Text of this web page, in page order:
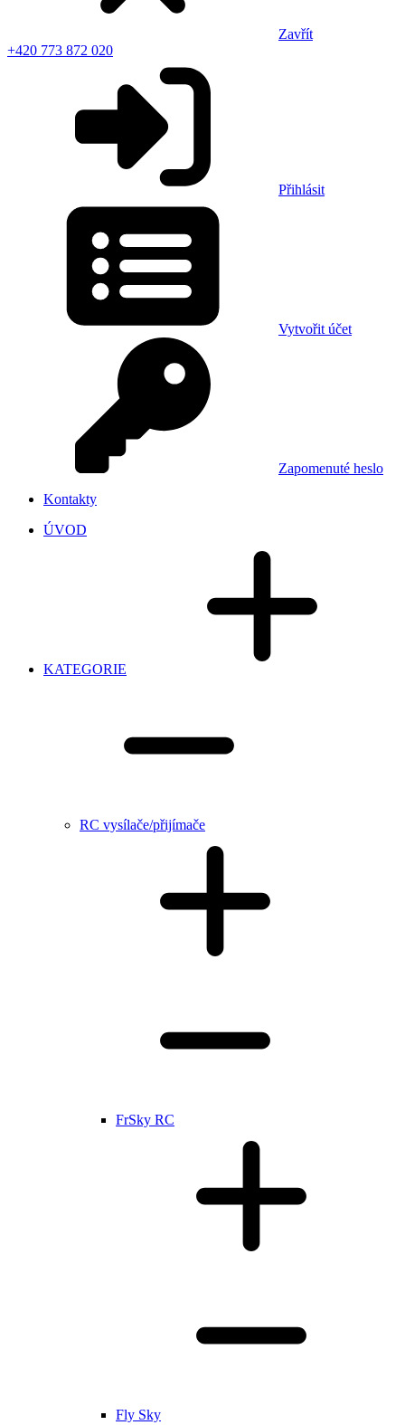
Zavřít
+420 773 872 020
Přihlásit
Vytvořit účet
Zapomenuté heslo
Kontakty
ÚVOD
KATEGORIE
RC vysílače/přijímače
FrSky RC
Fly Sky